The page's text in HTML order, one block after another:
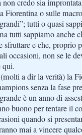
non credo sia
Fiorentina o sulle
tutti o quasi
tutti sappiamo anche
sfruttare e che, proprio
occasioni, non se le
qui.
a dir la verità) la
senza la fase
è un anno di
buono per tentare il
quando si
mai a vincere